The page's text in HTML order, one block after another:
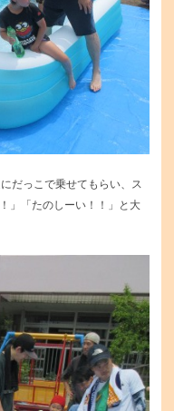
だっこで乗せてもらい、ス
」「たのしーい！！」と大